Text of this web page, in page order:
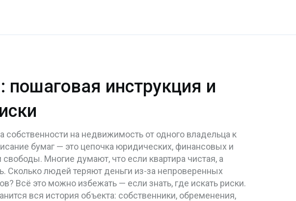
инструкция и
собственности на недвижимость от одного владельца к
бумаг — это цепочка юридических, финансовых и
свободы. Многие думают, что если квартира чистая, а
Сколько людей теряют деньги из-за непроверенных
Всё это можно избежать — если знать, где искать риски.
вся история объекта: собственники, обременения,